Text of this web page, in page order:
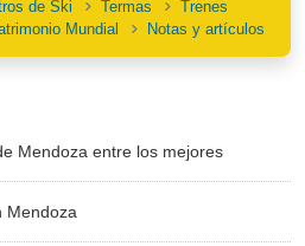
de Ski Termas
Trenes
Mundial Notas y artículos
Mendoza entre los mejores
Mendoza